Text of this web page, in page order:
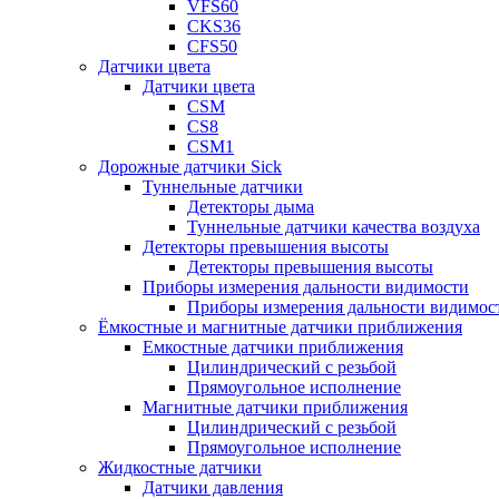
VFS60
CKS36
CFS50
Датчики цвета
Датчики цвета
CSM
CS8
CSM1
Дорожные датчики Sick
Туннельные датчики
Детекторы дыма
Туннельные датчики качества воздуха
Детекторы превышения высоты
Детекторы превышения высоты
Приборы измерения дальности видимости
Приборы измерения дальности
Ёмкостные и магнитные датчики приближения
Емкостные датчики приближения
Цилиндрический с резьбой
Прямоугольное исполнение
Магнитные датчики приближения
Цилиндрический с резьбой
Прямоугольное исполнение
Жидкостные датчики
Датчики давления